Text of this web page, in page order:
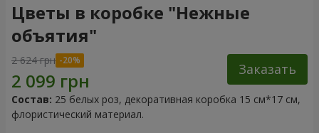
Цветы в коробке "Нежные
объятия"
2 624 грн
Заказать
Состав: 25 белых роз, декоративная коробка 15 см*17 см,
флористический материал.